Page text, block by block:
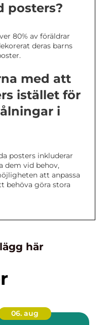
posters?
80% av föräldrar
deras barns
med att
istället för
i
posters inkluderar
dem vid behov,
att anpassa
behöva göra stora
här
06. aug